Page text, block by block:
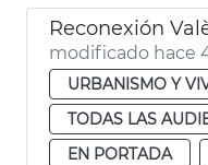
Reconexión
modificado hace
URBANISMO Y
TODAS LAS
EN PORTADA